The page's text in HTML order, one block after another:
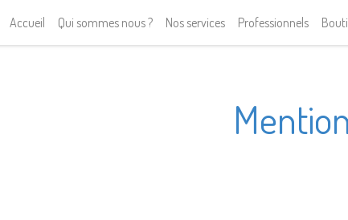
Accueil Qui sommes nous ? Nos services Professionnels